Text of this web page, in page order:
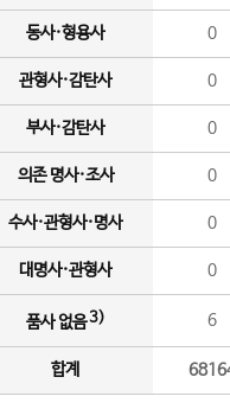
동사·형용사 0
관형사·감탄사 0
부사·감탄사 0
의존 명사·조사 0
수사·관형사·명사 0
대명사·관형사 0
품사 없음3) 6
합계